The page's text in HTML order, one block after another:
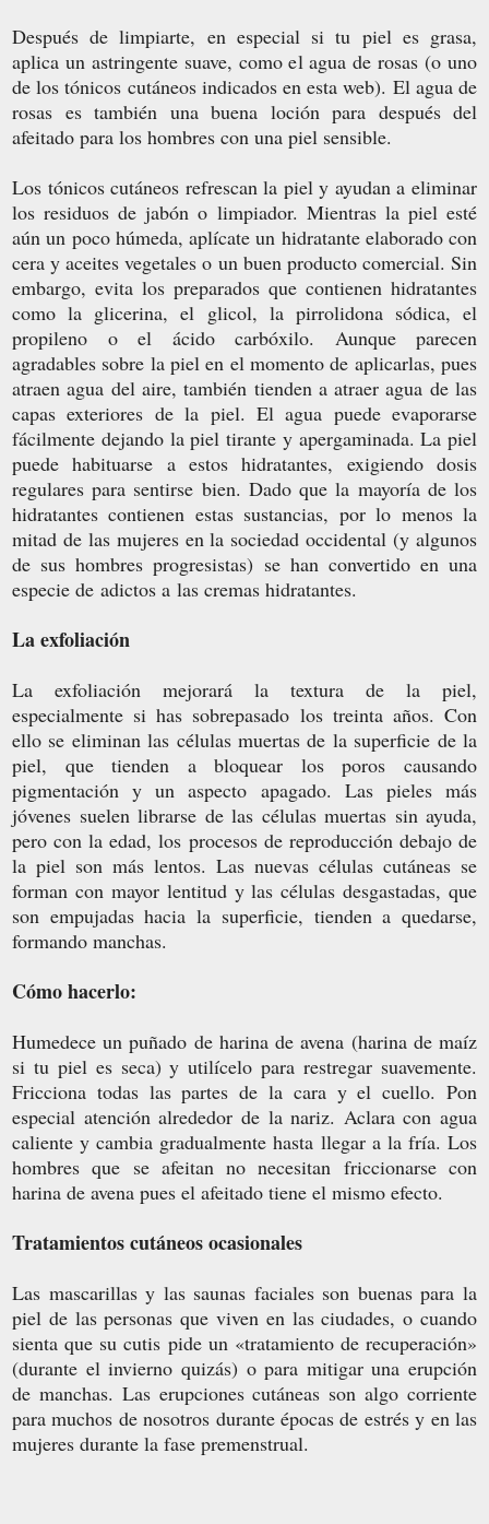
Después de limpiarte, en especial si tu piel es grasa,
aplica un astringente suave, como el agua de rosas (o uno
de los tónicos cutáneos indicados en esta web). El agua de
rosas es también una buena loción para después del
afeitado para los hombres con una piel sensible.
Los tónicos cutáneos refrescan la piel y ayudan a eliminar
los residuos de jabón o limpiador. Mientras la piel esté
aún un poco húmeda, aplícate un hidratante elaborado con
cera y aceites vegetales o un buen producto comercial. Sin
embargo, evita los preparados que contienen hidratantes
como la glicerina, el glicol, la pirrolidona sódica, el
propileno o el ácido carbóxilo. Aunque parecen
agradables sobre la piel en el momento de aplicarlas, pues
atraen agua del aire, también tienden a atraer agua de las
capas exteriores de la piel. El agua puede evaporarse
fácilmente dejando la piel tirante y apergaminada. La piel
puede habituarse a estos hidratantes, exigiendo dosis
regulares para sentirse bien. Dado que la mayoría de los
hidratantes contienen estas sustancias, por lo menos la
mitad de las mujeres en la sociedad occidental (y algunos
de sus hombres progresistas) se han convertido en una
especie de adictos a las cremas hidratantes.
La exfoliación
La exfoliación mejorará la textura de la piel,
especialmente si has sobrepasado los treinta años. Con
ello se eliminan las células muertas de la superficie de la
piel, que tienden a bloquear los poros causando
pigmentación y un aspecto apagado. Las pieles más
jóvenes suelen librarse de las células muertas sin ayuda,
pero con la edad, los procesos de reproducción debajo de
la piel son más lentos. Las nuevas células cutáneas se
forman con mayor lentitud y las células desgastadas, que
son empujadas hacia la superficie, tienden a quedarse,
formando manchas.
Cómo hacerlo:
Humedece un puñado de harina de avena (harina de maíz
si tu piel es seca) y utilícelo para restregar suavemente.
Fricciona todas las partes de la cara y el cuello. Pon
especial atención alrededor de la nariz. Aclara con agua
caliente y cambia gradualmente hasta llegar a la fría. Los
hombres que se afeitan no necesitan friccionarse con
harina de avena pues el afeitado tiene el mismo efecto.
Tratamientos cutáneos ocasionales
Las mascarillas y las saunas faciales son buenas para la
piel de las personas que viven en las ciudades, o cuando
sienta que su cutis pide un «tratamiento de recuperación»
(durante el invierno quizás) o para mitigar una erupción
de manchas. Las erupciones cutáneas son algo corriente
para muchos de nosotros durante épocas de estrés y en las
mujeres durante la fase premenstrual.